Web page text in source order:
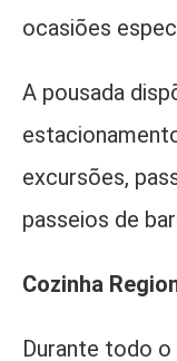
ocasiões
A pousada
excursões,
passeios de
Cozinha
Durante todo o